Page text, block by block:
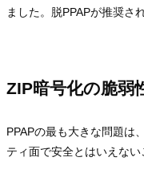
ました。脱PPAPが推奨さ
ZIP暗号化の脆弱
PPAPの最も大きな問題は
ティ面で安全とはいえない